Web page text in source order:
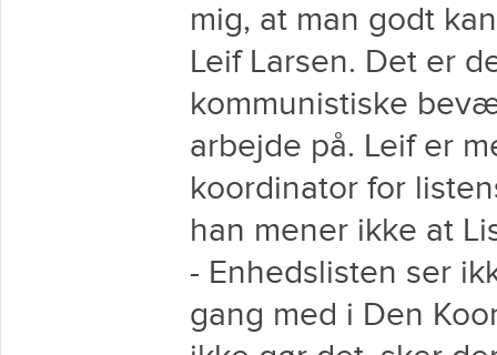
mig, at man godt
Leif Larsen. Det er
kommunistiske
arbejde på. Leif er
koordinator for
han mener ikke at
- Enhedslisten ser
gang med i Den